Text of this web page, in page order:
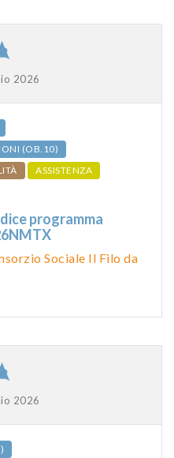
2026
(OB.10)
ASSISTENZA
programma
Sociale Il Filo da
2026